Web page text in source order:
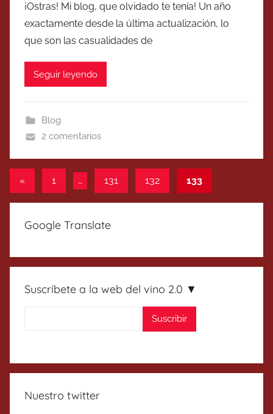
¡Ostras! Mi blog, que olvidado te tenía! Un año
exactamente desde la última actualización, lo
que son las casualidades de
Seguir leyendo
Blog
2 comentarios
Paginación
de
entradas
«Entradas
anteriores
1 … 131 132 133
Google Translate
Suscríbete a la web del vino 2.0 ▼
Nuestro twitter